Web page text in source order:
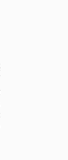
Dışı
Eşik
dışı
korumasında